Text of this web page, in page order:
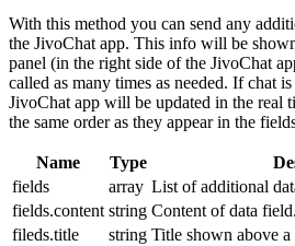
With this method you can send any
the JivoChat app. This info will be
panel (in the right side of the JivoChat
called as many times as needed. If chat
JivoChat app will be updated in the real
the same order as they appear in the
Name Type
fields
array List of additional
fields.content string Content of data
fileds.title
string Title shown above a